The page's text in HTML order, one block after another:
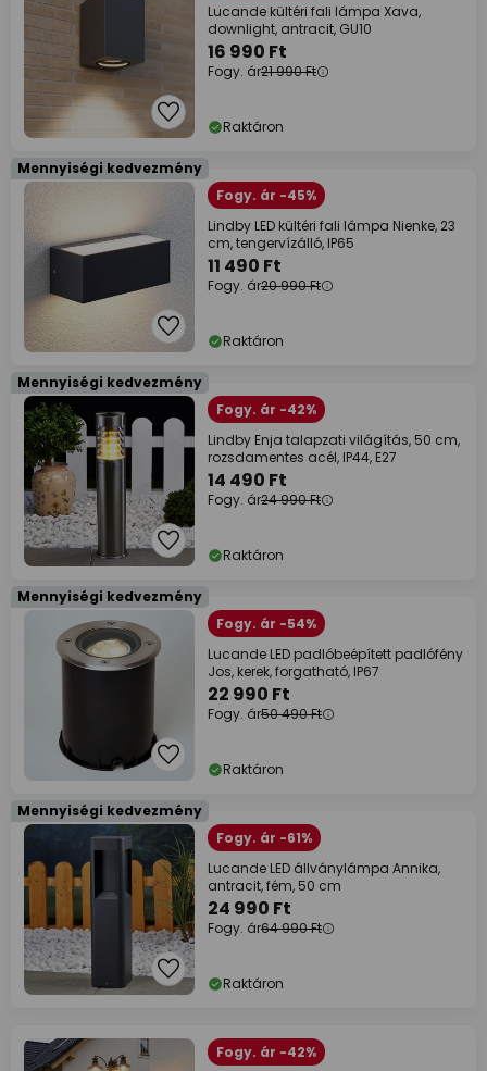
Lucande kültéri fali lámpa Xava,
downlight, antracit, GU10
16 990 Ft
Fogy. ár21 990 Ft
Raktáron
Mennyiségi kedvezmény
Fogy. ár -45%
Lindby LED kültéri fali lámpa Nienke, 23
cm, tengervízálló, IP65
11 490 Ft
Fogy. ár20 990 Ft
Raktáron
Mennyiségi kedvezmény
Fogy. ár -42%
Lindby Enja talapzati világítás, 50 cm,
rozsdamentes acél, IP44, E27
14 490 Ft
Fogy. ár24 990 Ft
Raktáron
Mennyiségi kedvezmény
Fogy. ár -54%
Lucande LED padlóbeépített padlófény
Jos, kerek, forgatható, IP67
22 990 Ft
Fogy. ár50 490 Ft
Raktáron
Mennyiségi kedvezmény
Fogy. ár -61%
Lucande LED állványlámpa Annika,
antracit, fém, 50 cm
24 990 Ft
Fogy. ár64 990 Ft
Raktáron
Fogy. ár -42%